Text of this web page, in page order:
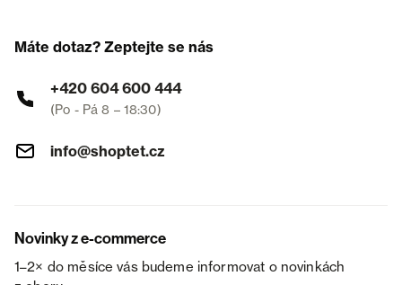
Máte dotaz? Zeptejte se nás
+420 604 600 444
(Po - Pá 8 – 18:30)
info@shoptet.cz
Novinky z e-commerce
1–2× do měsíce vás budeme informovat o novinkách